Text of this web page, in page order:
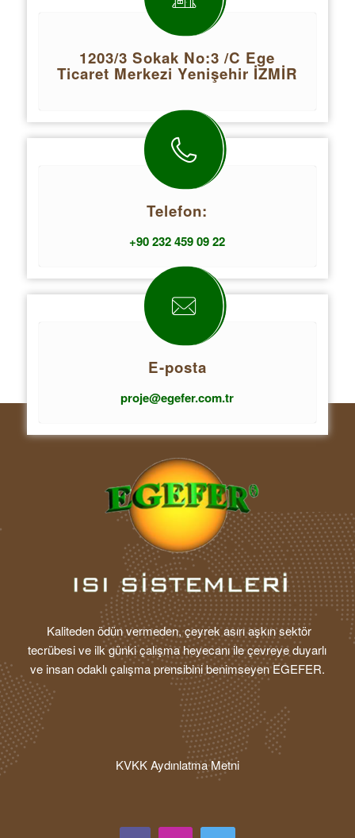
1203/3 Sokak No:3 /C Ege
Ticaret Merkezi Yenişehir İZMİR
Telefon:
+90 232 459 09 22
E-posta
proje@egefer.com.tr
Kaliteden ödün vermeden, çeyrek asırı aşkın sektör
tecrübesi ve ilk günki çalışma heyecanı ile çevreye duyarlı
ve insan odaklı çalışma prensibini benimseyen EGEFER.
KVKK Aydınlatma Metni